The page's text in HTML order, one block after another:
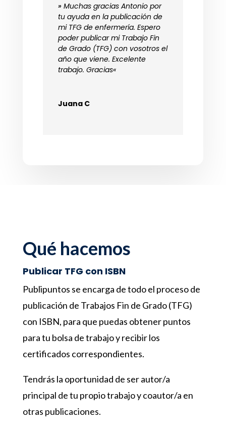
» Muchas gracias Antonio por
tu ayuda en la publicación de
mi TFG de enfermería. Espero
poder publicar mi Trabajo Fin
de Grado (TFG) con vosotros el
año que viene. Excelente
trabajo. Gracias«
Juana C
Qué hacemos
Publicar TFG con ISBN
Publipuntos se encarga de todo el proceso de
publicación de Trabajos Fin de Grado (TFG)
con ISBN, para que puedas obtener puntos
para tu bolsa de trabajo y recibir los
certificados correspondientes.
Tendrás la oportunidad de ser autor/a
principal de tu propio trabajo y coautor/a en
otras publicaciones.